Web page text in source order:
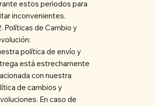
estos periodos para
inconvenientes.
Políticas de Cambio y
política de envío y
está estrechamente
con nuestra
de cambios y
En caso de